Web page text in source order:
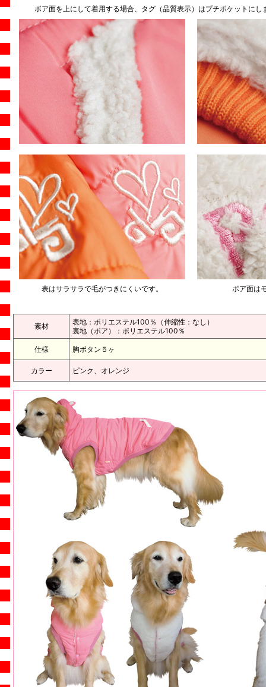
ボア面を上にして着用する場合、タグ（品質表示）はプチポケットにし
表はサラサラで毛がつきにくいです。 ボア面は
素材
表地：ポリエステル100％（伸縮性：なし）
裏地（ボア）：ポリエステル100％
仕様 胸ボタン５ヶ
カラー ピンク、オレンジ